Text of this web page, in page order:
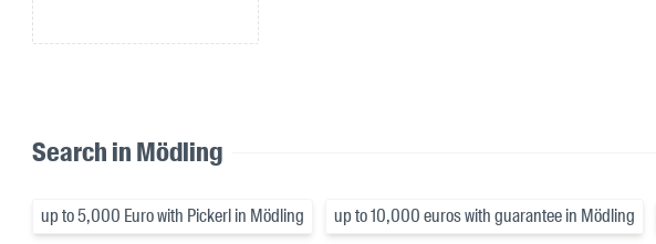
Search in Mödling
up to 5,000 Euro with Pickerl in Mödling up to 10,000 euros with guarantee in Mödling